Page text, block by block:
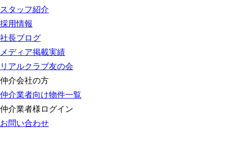
スタッフ紹介
採用情報
社長ブログ
メディア掲載実績
リアルクラブ友の会
仲介会社の方
仲介業者向け物件一覧
仲介業者様ログイン
お問い合わせ